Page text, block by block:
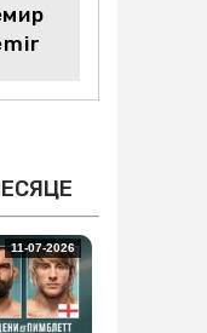
11-07-2026